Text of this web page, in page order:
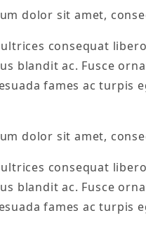
dolor sit amet,
consequat
blandit ac. Fusce
fames ac turpis
dolor sit amet,
consequat
blandit ac. Fusce
fames ac turpis